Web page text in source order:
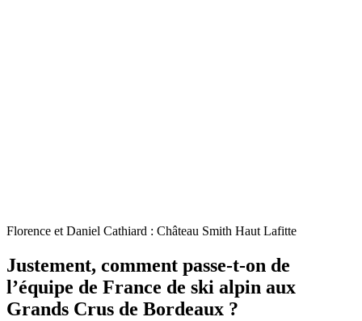
Florence et Daniel Cathiard : Château Smith Haut Lafitte
Justement, comment passe-t-on de
l’équipe de France de ski alpin aux
Grands Crus de Bordeaux ?